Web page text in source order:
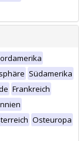
Südamerika
Frankreich
Osteuropa